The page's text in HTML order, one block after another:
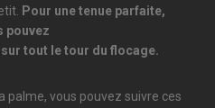
Pour une tenue parfaite,
pouvez
tout le tour du flocage.
palme, vous pouvez suivre ces